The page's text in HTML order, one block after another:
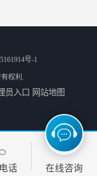
级冷却剂
号-1
权利.
员入口 网站地图
话 在线咨询